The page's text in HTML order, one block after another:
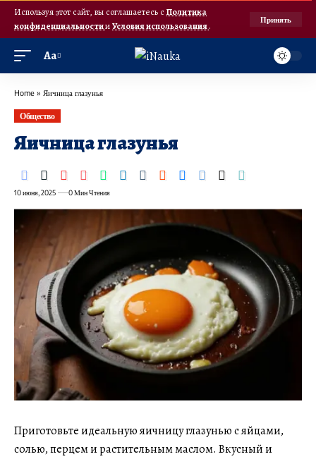
Используя этот сайт, вы соглашаетесь с Политика
конфиденциальностииУсловия использования.
Принять
Аа
Home » Яичница глазунья
Общество
Яичница глазунья
10 июня, 2025 0 Мин Чтения
Приготовьте идеальную яичницу глазунью с яйцами,
солью, перцем и растительным маслом. Вкусный и